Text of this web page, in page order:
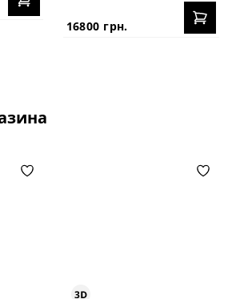
16800 грн.